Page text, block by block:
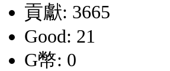
貢獻: 3665
Good: 21
G幣: 0